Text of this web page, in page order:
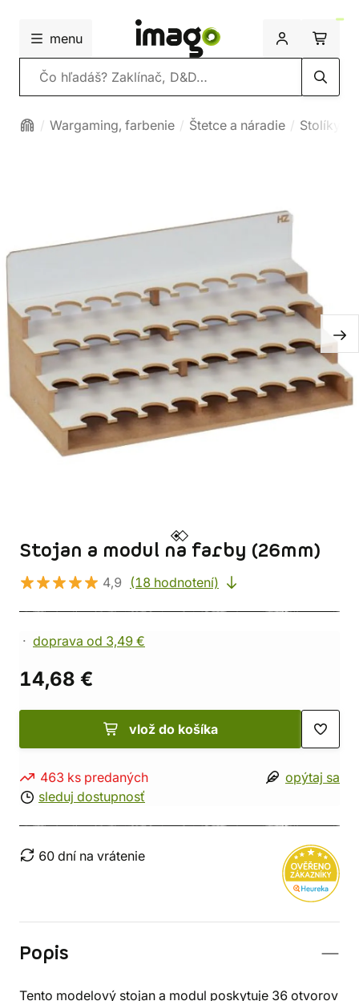
menu
Vyhľadávanie
Wargaming, farbenie Štetce a náradie Stolíky a
Stojan a modul na farby (26mm)
4,9 (18 hodnotení)
doprava od 3,49 €
14,68 €
vlož do košíka
463 ks predaných
sleduj dostupnosť
opýtaj sa
60 dní na vrátenie
Popis
Tento modelový stojan a modul poskytuje 36 otvorov